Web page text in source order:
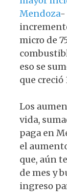
Mendoza-
micro de
eso se
que creció
Los
vida,
paga en
el
que, aún
de mes y
ingreso